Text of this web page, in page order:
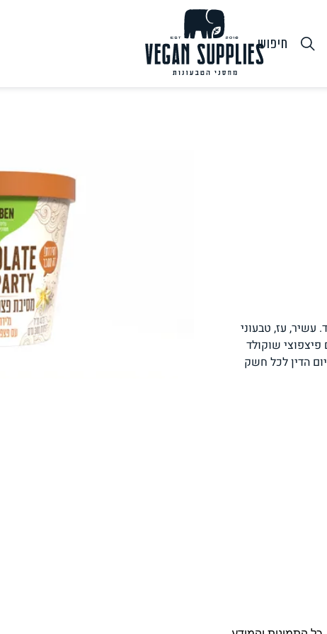
חיפוש
חלב ושמנת
וקטניות מזווה
עשיר, עז, טבעוני
שוקולד
הדין לכל חשק